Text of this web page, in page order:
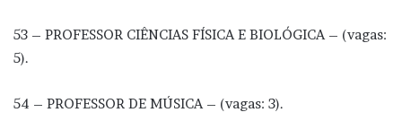
53 – PROFESSOR CIÊNCIAS FÍSICA E BIOLÓGICA – (vagas:
5).
54 – PROFESSOR DE MÚSICA – (vagas: 3).